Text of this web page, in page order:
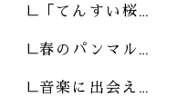
「てんすい桜…
春のパンマル…
音楽に出会え…